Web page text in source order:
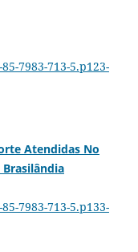
7983-713-5.p123-
Atendidas No
Brasilândia
7983-713-5.p133-